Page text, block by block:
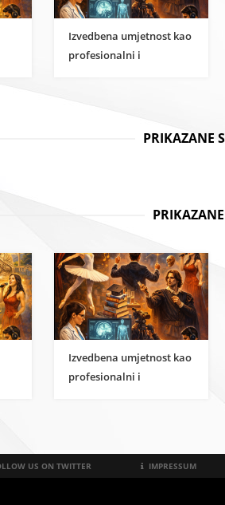
Izvedbena umjetnost kao
profesionalni i
PRIKAZANE
Izvedbena umjetnost kao
profesionalni i
US ON TWITTER IMPRESSUM